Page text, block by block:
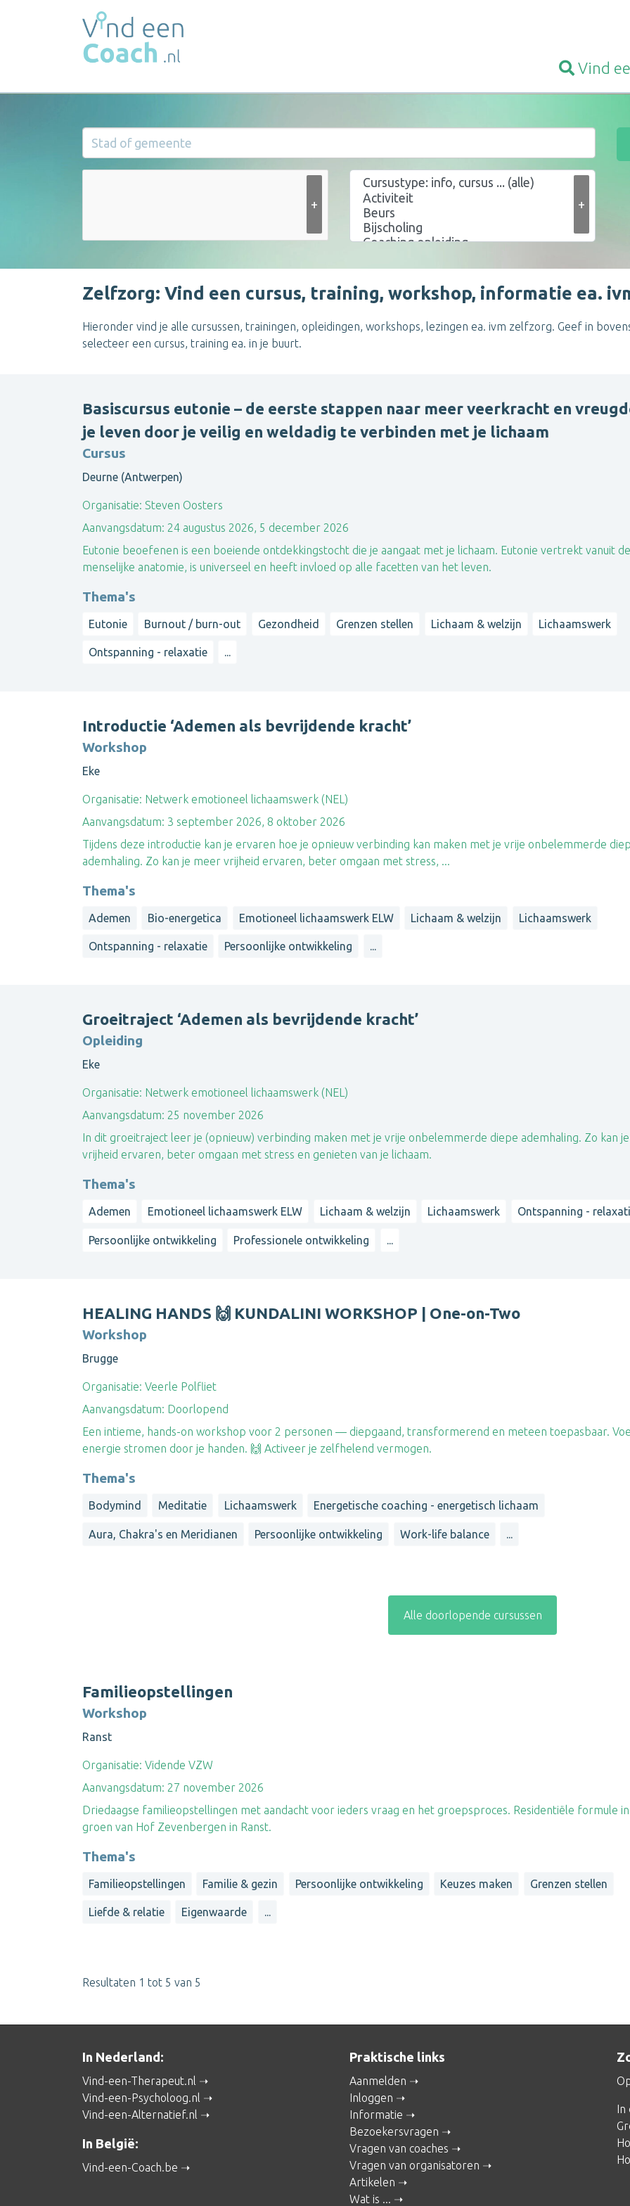
Vind
+ +
Zelfzorg: Vind een cursus, training, workshop, informatie ea.
Hieronder vind je alle cursussen, trainingen, opleidingen, workshops, lezingen ea. ivm zelfzorg. Geef in
selecteer een cursus, training ea. in je buurt.
Basiscursus eutonie – de eerste stappen naar meer veerkracht en
je leven door je veilig en weldadig te verbinden met je lichaam
Cursus
Deurne (Antwerpen)
Organisatie: Steven Oosters
Aanvangsdatum: 24 augustus 2026, 5 december 2026
Eutonie beoefenen is een boeiende ontdekkingstocht die je aangaat met je lichaam. Eutonie vertrekt vanuit de
menselijke anatomie, is universeel en heeft invloed op alle facetten van het leven.
Thema's
Eutonie Burnout / burn-out Gezondheid Grenzen stellen Lichaam & welzijn Lichaamswerk
Ontspanning - relaxatie ...
Introductie ‘Ademen als bevrijdende kracht’
Workshop
Eke
Organisatie: Netwerk emotioneel lichaamswerk (NEL)
Aanvangsdatum: 3 september 2026, 8 oktober 2026
Tijdens deze introductie kan je ervaren hoe je opnieuw verbinding kan maken met je vrije onbelemmerde
ademhaling. Zo kan je meer vrijheid ervaren, beter omgaan met stress, ...
Thema's
Ademen Bio-energetica Emotioneel lichaamswerk ELW Lichaam & welzijn Lichaamswerk
Ontspanning - relaxatie Persoonlijke ontwikkeling ...
Groeitraject ‘Ademen als bevrijdende kracht’
Opleiding
Eke
Organisatie: Netwerk emotioneel lichaamswerk (NEL)
Aanvangsdatum: 25 november 2026
In dit groeitraject leer je (opnieuw) verbinding maken met je vrije onbelemmerde diepe ademhaling. Zo kan
vrijheid ervaren, beter omgaan met stress en genieten van je lichaam.
Thema's
Ademen Emotioneel lichaamswerk ELW Lichaam & welzijn Lichaamswerk Ontspanning -
Persoonlijke ontwikkeling Professionele ontwikkeling ...
HEALING HANDS 🙌 KUNDALINI WORKSHOP | One-on-Two
Workshop
Brugge
Organisatie: Veerle Polfliet
Aanvangsdatum: Doorlopend
Een intieme, hands-on workshop voor 2 personen — diepgaand, transformerend en meteen toepasbaar.
energie stromen door je handen. 🙌 Activeer je zelfhelend vermogen.
Thema's
Bodymind Meditatie Lichaamswerk Energetische coaching - energetisch lichaam
Aura, Chakra's en Meridianen Persoonlijke ontwikkeling Work-life balance
Alle doorlopende cursussen
Familieopstellingen
Workshop
Ranst
Organisatie: Vidende VZW
Aanvangsdatum: 27 november 2026
Driedaagse familieopstellingen met aandacht voor ieders vraag en het groepsproces. Residentiële formule
groen van Hof Zevenbergen in Ranst.
Thema's
Familieopstellingen Familie & gezin Persoonlijke ontwikkeling Keuzes maken Grenzen stellen
Liefde & relatie Eigenwaarde ...
Resultaten 1 tot 5 van 5
In Nederland:
Vind-een-Therapeut.nl
Vind-een-Psycholoog.nl
Vind-een-Alternatief.nl
In België:
Vind-een-Coach.be
Praktische links
Aanmelden
Inloggen
Informatie
Bezoekersvragen
Vragen van coaches
Vragen van organisatoren
Artikelen
Wat is ...
In